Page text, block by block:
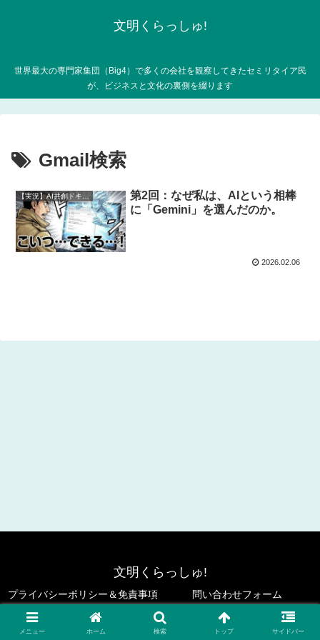
文明くらっしゅ!
世界最大の専門家集団（Big4）で多くの会社を観察してきたセミリタイア民
が、ビジネスと文化の裏側を綴ります
Gmail検索
【実況】AI共創ドキュメンタリー
第2回：なぜ私は、AIという相棒
に「Gemini」を選んだのか。
2026.02.06
文明くらっしゅ!
プライバシーポリシー＆免責事項 問い合わせフォーム
© 2023 文明くらっしゅ!.
メニュー ホーム 検索 トップ サイドバー